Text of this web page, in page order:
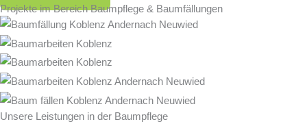
Projekte im Bereich Baumpflege & Baumfällungen
Unsere Leistungen in der Baumpflege